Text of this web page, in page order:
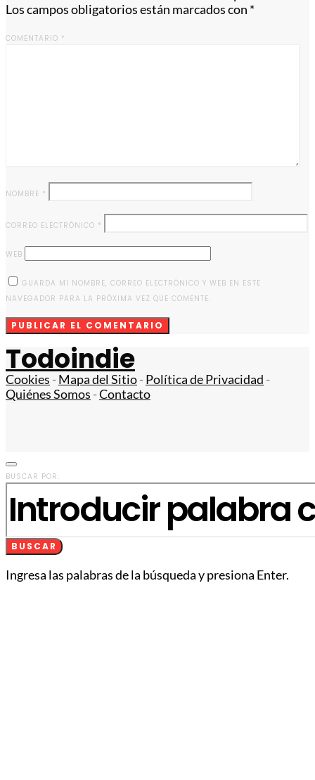
Los campos obligatorios están marcados con *
COMENTARIO *
NOMBRE *
CORREO ELECTRÓNICO *
WEB
GUARDA MI NOMBRE, CORREO ELECTRÓNICO Y WEB EN ESTE
NAVEGADOR PARA LA PRÓXIMA VEZ QUE COMENTE.
Todoindie
Cookies -Mapa del Sitio-Política de Privacidad -
Quiénes Somos -Contacto
BUSCAR POR:
BUSCAR
Ingresa las palabras de la búsqueda y presiona Enter.